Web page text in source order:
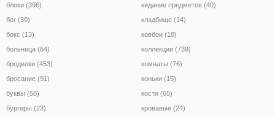
блоки (396)
бог (30)
бокс (13)
больница (64)
бродилки (453)
бросание (91)
буквы (58)
бургеры (23)
кидание предметов (40)
кладбище (14)
ковбои (18)
коллекции (739)
комнаты (76)
коньки (15)
кости (65)
кровавые (24)